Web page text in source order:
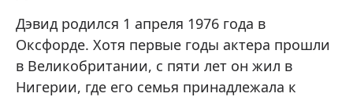
Дэвид родился 1 апреля 1976 года в
Оксфорде. Хотя первые годы актера прошли
в Великобритании, с пяти лет он жил в
Нигерии, где его семья принадлежала к